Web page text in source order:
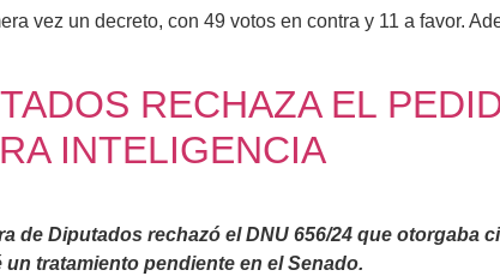
vez un decreto, con 49 votos en contra y 11 a favor.
RECHAZA EL
INTELIGENCIA
de Diputados rechazó el DNU 656/24 que otorgaba
tratamiento pendiente en el Senado.